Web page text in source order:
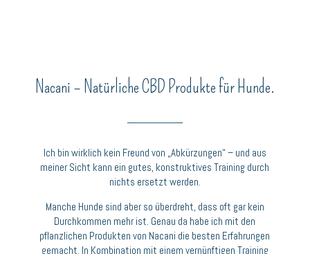
Nacani – Natürliche CBD Produkte für Hunde.
Ich bin wirklich kein Freund von „Abkürzungen“ – und aus
meiner Sicht kann ein gutes, konstruktives Training durch
nichts ersetzt werden.
Manche Hunde sind aber so überdreht, dass oft gar kein
Durchkommen mehr ist. Genau da habe ich mit den
pflanzlichen Produkten von Nacani die besten Erfahrungen
gemacht. In Kombination mit einem vernünftigen Training